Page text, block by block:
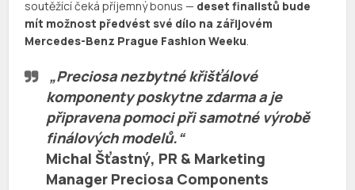
soutěžící čeká příjemný bonus — deset finalistů bude
mít možnost předvést své dílo na zářijovém
Mercedes-Benz Prague Fashion Weeku.
„Preciosa nezbytné křišťálové
komponenty poskytne zdarma a je
připravena pomoci při samotné výrobě
finálových modelů.“
Michal Šťastný, PR & Marketing
Manager Preciosa Components